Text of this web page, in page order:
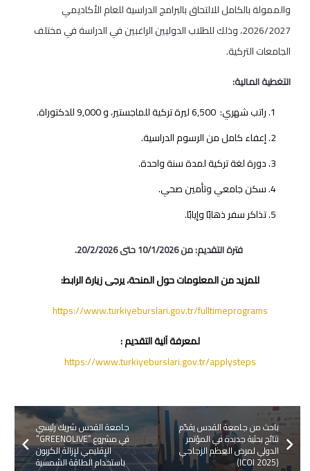
والممولة بالكامل للالتحاق بالبرامج الدراسية للعام الأكاديمي
2026/2027، وذلك للطلاب الدوليين الراغبين في الدراسة في مختلف
الجامعات التركية.
التغطية المالية:
راتب شهري: 6,500 ليرة تركية للماجستير، و 9,000 للدكتوراة.
إعفاء كامل من الرسوم الدراسية.
دورة لغة تركية لمدة سنة واحدة.
سكن جامعي وتأمين صحي.
تذاكر سفر ذهابًا وإيابًا.
فترة التقديم: من 10/1/2026 حتى 20/2/2026.
للمزيد من المعلومات حول المنحة، يرجى زيارة الرابط:
https://www.turkiyeburslari.gov.tr/fulltimeprograms
لمعرفة آلية التقديم :
https://www.turkiyeburslari.gov.tr/applysteps
جامعة القدس شريك رئيسي
في مشروع “GREENOLIVE”
الإقليمي لإزالة الكربون
باستخدام الطاقة الشمسية
باحث من جامعة القدس يقدّم
نتائج بحثية جديدة في المؤتمر
الدولي لمرض العظم الزجاجي
(ICOI 2025)